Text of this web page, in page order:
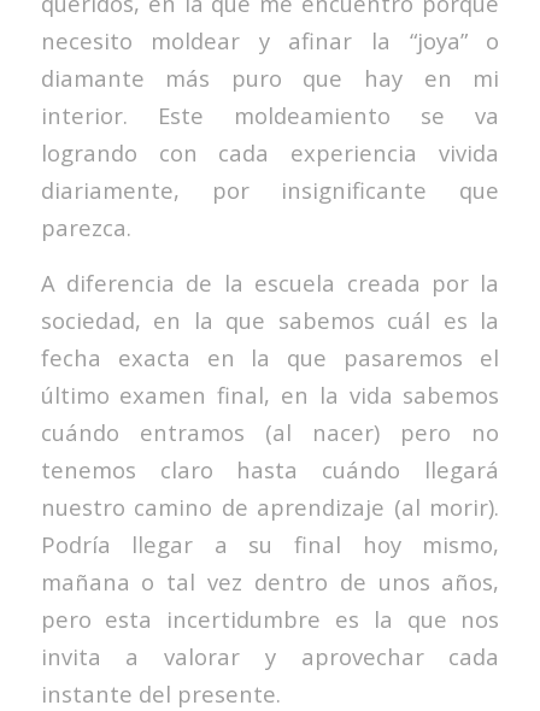
necesito moldear y afinar la “joya” o
diamante más puro que hay en mi
interior. Este moldeamiento se va
logrando con cada experiencia vivida
diariamente, por insignificante que
parezca.
A diferencia de la escuela creada por la
sociedad, en la que sabemos cuál es la
fecha exacta en la que pasaremos el
último examen final, en la vida sabemos
cuándo entramos (al nacer) pero no
tenemos claro hasta cuándo llegará
nuestro camino de aprendizaje (al morir).
Podría llegar a su final hoy mismo,
mañana o tal vez dentro de unos años,
pero esta incertidumbre es la que nos
invita a valorar y aprovechar cada
instante del presente.